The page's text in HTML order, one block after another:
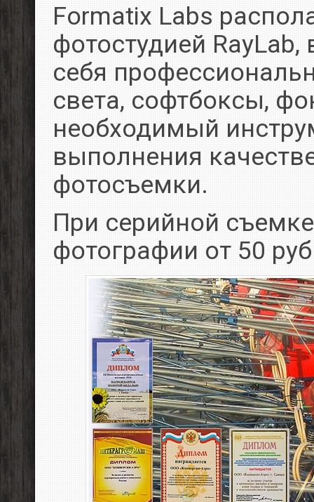
Formatix Labs
фотостудией
себя
света, софтбоксы,
необходимый
выполнения
фотосъемки.
При серийной
фотографии от 50